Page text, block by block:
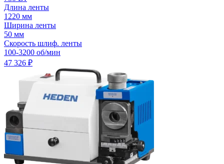
Длина ленты
1220 мм
Ширина ленты
50 мм
Скорость шлиф. ленты
100-3200 об/мин
47 326 ₽